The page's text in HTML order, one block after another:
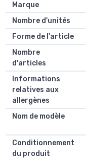
Marque
Nombre d'unités
Forme de l'article
Nombre
d'articles
Informations
relatives aux
allergènes
Nom de modèle
Conditionnement
du produit